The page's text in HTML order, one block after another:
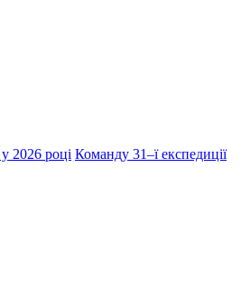
2026 році Команду 31–ї експедиції